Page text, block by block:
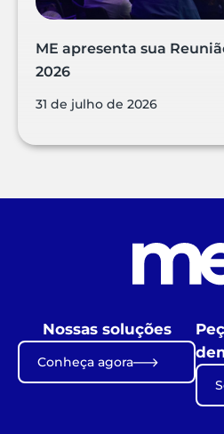
ME apresenta sua
2026
31 de julho de 2026
Nossas soluções
Conheça agora